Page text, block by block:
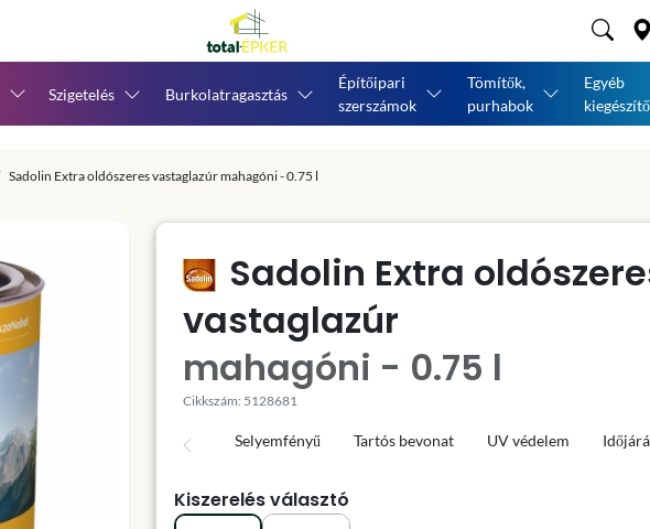
Szigetelés Burkolatragasztás
Építőipari
szerszámok
Tömítők,
purhabok
Egyéb
Sadolin Extra oldószeres vastaglazúr mahagóni - 0.75 l
Sadolin Extra
vastaglazúr
mahagóni - 0.75 l
Cikkszám: 5128681
Selyemfényű Tartós bevonat UV védelem
Kiszerelés választó